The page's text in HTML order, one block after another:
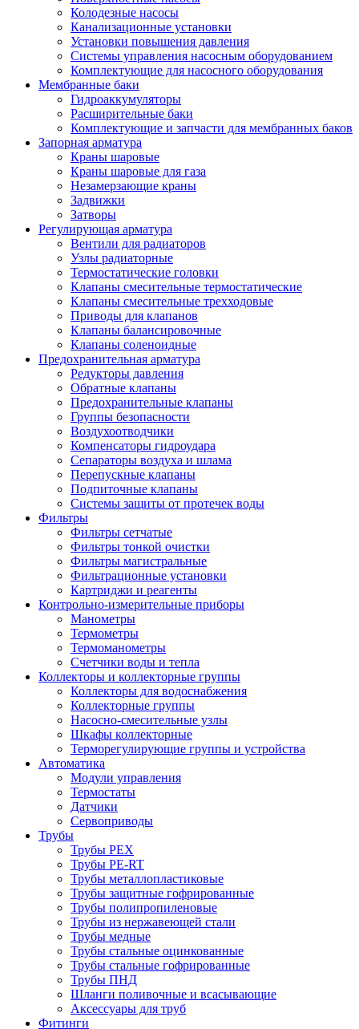
Колодезные насосы
Канализационные установки
Установки повышения давления
Системы управления насосным оборудованием
Комплектующие для насосного оборудования
Мембранные баки
Гидроаккумуляторы
Расширительные баки
Комплектующие и запчасти для мембранных баков
Запорная арматура
Краны шаровые
Краны шаровые для газа
Незамерзающие краны
Задвижки
Затворы
Регулирующая арматура
Вентили для радиаторов
Узлы радиаторные
Термостатические головки
Клапаны смесительные термостатические
Клапаны смесительные трехходовые
Приводы для клапанов
Клапаны балансировочные
Клапаны соленоидные
Предохранительная арматура
Редукторы давления
Обратные клапаны
Предохранительные клапаны
Группы безопасности
Воздухоотводчики
Компенсаторы гидроудара
Сепараторы воздуха и шлама
Перепускные клапаны
Подпиточные клапаны
Системы защиты от протечек воды
Фильтры
Фильтры сетчатые
Фильтры тонкой очистки
Фильтры магистральные
Фильтрационные установки
Картриджи и реагенты
Контрольно-измерительные приборы
Манометры
Термометры
Термоманометры
Счетчики воды и тепла
Коллекторы и коллекторные группы
Коллекторы для водоснабжения
Коллекторные группы
Насосно-смесительные узлы
Шкафы коллекторные
Терморегулирующие группы и устройства
Автоматика
Модули управления
Термостаты
Датчики
Сервоприводы
Трубы
Трубы PEX
Трубы PE-RT
Трубы металлопластиковые
Трубы защитные гофрированные
Трубы полипропиленовые
Трубы из нержавеющей стали
Трубы медные
Трубы стальные оцинкованные
Трубы стальные гофрированные
Трубы ПНД
Шланги поливочные и всасывающие
Аксессуары для труб
Фитинги